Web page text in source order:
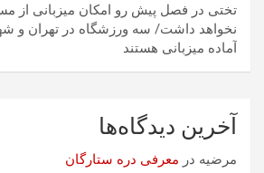
تختی در فصل پیش رو امکان میزبانی از
نخواهد داشت/ سه ورزشگاه در تهران و
آماده میزبانی هستند
آخرین دیدگاه‌ها
مرضیه در معرفی دره ستارگان